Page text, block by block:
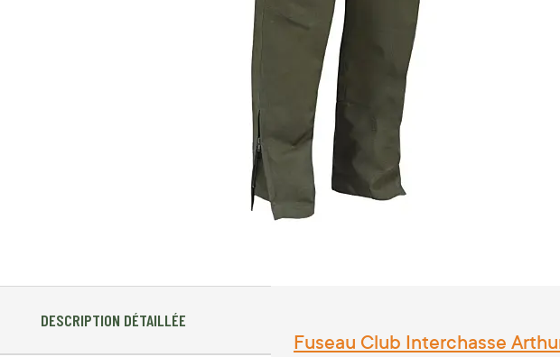
DESCRIPTION DÉTAILLÉE
Fuseau Club Interchasse